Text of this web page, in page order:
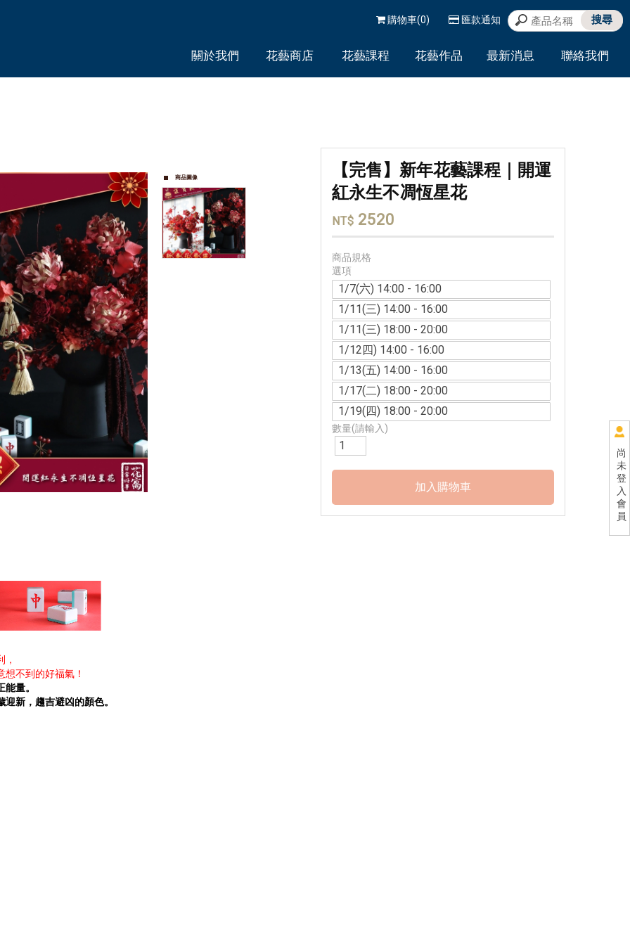
尚
未
登
入
會
員
關於我們
ABOUT
花藝商店
PRODUCT
花藝課程
COURSET
花藝作品
WORK
最新消息
NEWS
聯絡我們
CONTACT
購物車(0) 匯款通知
商品圖像
想不到的好福氣 ！
量。
新，趨吉避凶的顏色。
【完售】新年花藝課程｜開運
紅永生不凋恆星花
NT$ 2520
商品規格
選項
1/7(六) 14:00 - 16:00
1/11(三) 14:00 - 16:00
1/11(三) 18:00 - 20:00
1/12四) 14:00 - 16:00
1/13(五) 14:00 - 16:00
1/17(二) 18:00 - 20:00
1/19(四) 18:00 - 20:00
數量(請輸入)